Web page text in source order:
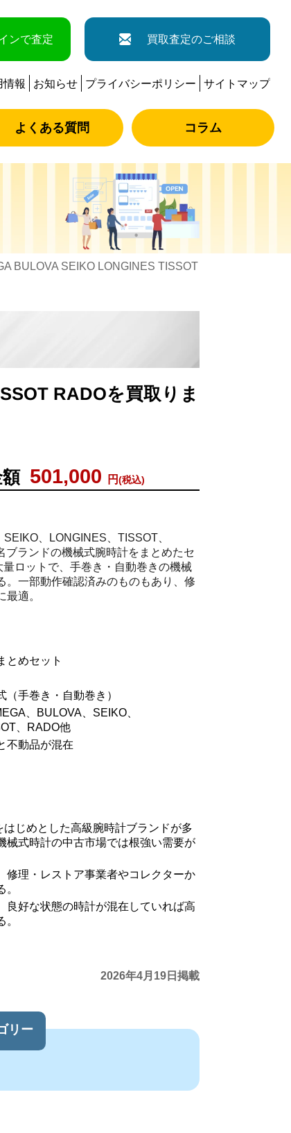
ンで査定 買取査定のご相談
情報 お知らせ プライバシーポリシー サイトマップ
よくある質問 コラム
BULOVA SEIKO LONGINES TISSOT
RADOを買取りま
501,000 円(税込)
、LONGINES、TISSOT、
ブランドの機械式腕時計をまとめたセ
ロットで、手巻き・自動巻きの機械
。一部動作確認済みのものもあり、修
適。
とめセット
（手巻き・自動巻き）
、BULOVA、SEIKO、
、RADO他
不動品が混在
はじめとした高級腕時計ブランドが多
械式時計の中古市場では根強い需要が
修理・レストア事業者やコレクターか
良好な状態の時計が混在していれば高
2026年4月19日掲載
リー